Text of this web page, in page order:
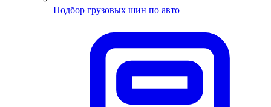
Подбор грузовых шин по авто